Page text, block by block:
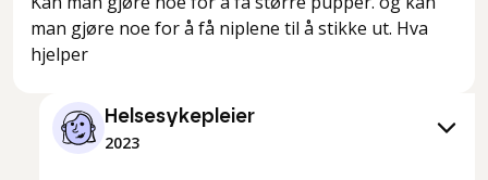
man gjøre noe for å få niplene til å stikke ut. Hva
hjelper
Helsesykepleier
2023